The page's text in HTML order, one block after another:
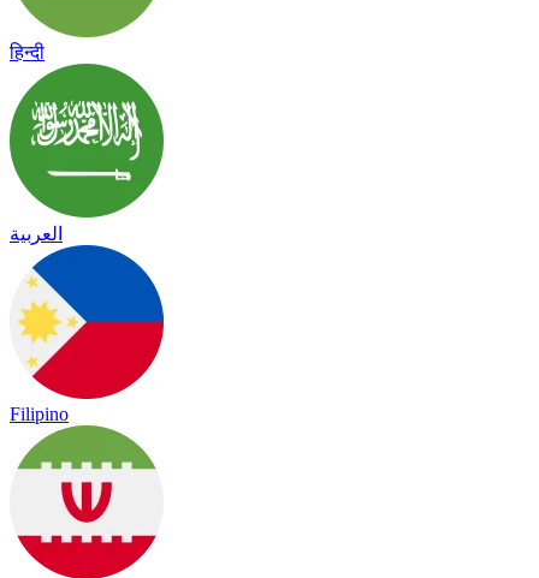
हिन्दी
العربية
Filipino